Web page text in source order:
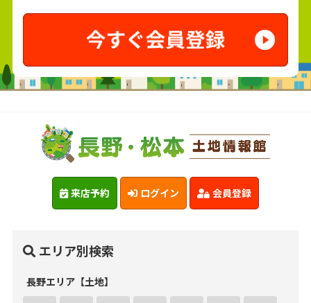
来店予約 ログイン 会員登録
エリア別検索
長野エリア【土地】